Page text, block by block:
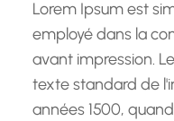
Lorem Ipsum est
employé dans la
avant impression.
texte standard de
années 1500,